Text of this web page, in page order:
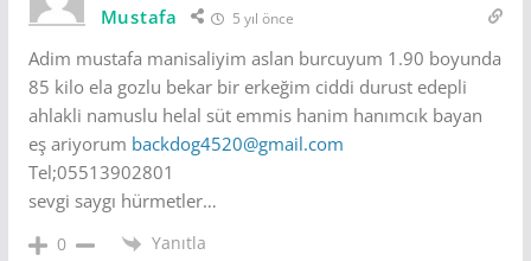
Mustafa 5 yıl önce
Adim mustafa manisaliyim aslan burcuyum 1.90 boyunda
85 kilo ela gozlu bekar bir erkeğim ciddi durust edepli
ahlakli namuslu helal süt emmis hanim hanımcık bayan
eş ariyorum backdog4520@gmail.com
Tel;05513902801
sevgi saygı hürmetler…
0 Yanıtla